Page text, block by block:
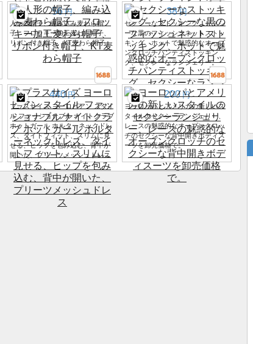
56 円
人形の帽子、編み込み麦わら帽
子、フロッキー加工麦わら帽子、
リボン付き帽子、KT麦わら帽子
38 円
セクシーなストッキング、セクシ
ーな黒のフィッシュネットストッ
キング、ホットで魅惑的なオープ
ンクロッチパンティストッキン
グ、セクシーなランジェリー。
440 円
プラスサイズ ヨーロピアン スタイ
ル ファッショナブル ナイトクラブ
ホットガール ホルターネックドレ
ス、タイトフィット、スリムに見
せる、ヒップを包み込む、背中が
開いた、プリーツメッシュドレス
200 円
ヨーロッパとアメリカの新しいス
タイルのセクシーランジェリー、
レースの魅惑的なオープンクロッ
チのセクシーな背中開きボディス
ーツを卸売価格で。